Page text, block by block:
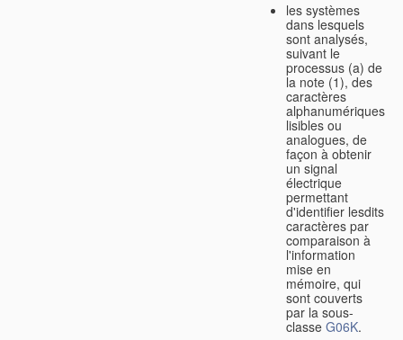
les systèmes
dans lesquels
sont analysés,
suivant le
processus (a) de
la note (1), des
caractères
alphanumériques
lisibles ou
analogues, de
façon à obtenir
un signal
électrique
permettant
d'identifier lesdits
caractères par
comparaison à
l'information
mise en
mémoire, qui
sont couverts
par la sous-
classe G06K.